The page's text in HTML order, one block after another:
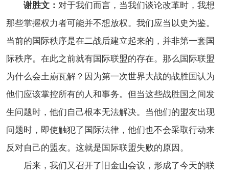
谢胜文： 对于我们而言，当我们谈论改革时，我想
那些掌握权力者可能并不想放权。我们应当以史为鉴。
当前的国际秩序是在二战后建立起来的，并非第一套国
际秩序。在此之前就有国际联盟的存在。那么国际联盟
为什么会土崩瓦解？因为第一次世界大战的战胜国认为
他们应该掌控所有的人和事务。但当这些战胜国之间发
生问题时，他们自己根本无法解决。当他们的盟友出现
问题时，即使触犯了国际法律，他们也不会采取行动来
反对自己的盟友。这就是国际联盟失败的原因。
后来，我们又召开了旧金山会议，形成了今天的联